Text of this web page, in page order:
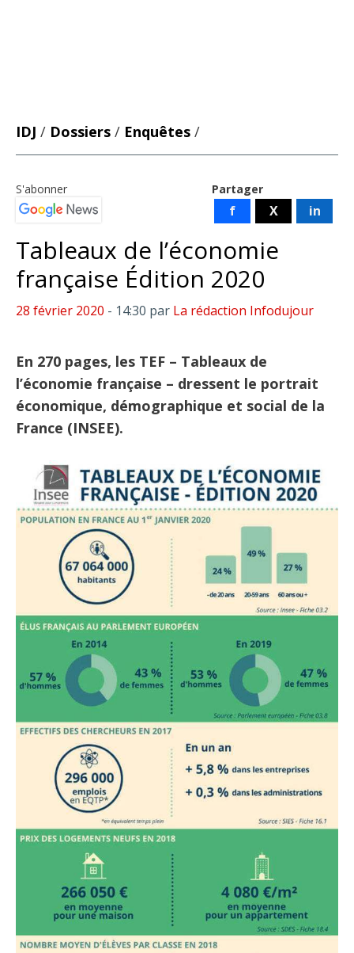
IDJ / Dossiers / Enquêtes /
Partager
f X in
S'abonner
Tableaux de l’économie
française Édition 2020
28 février 2020 - 14:30 par La rédaction Infodujour
En 270 pages, les TEF – Tableaux de
l’économie française – dressent le portrait
économique, démographique et social de la
France (INSEE).